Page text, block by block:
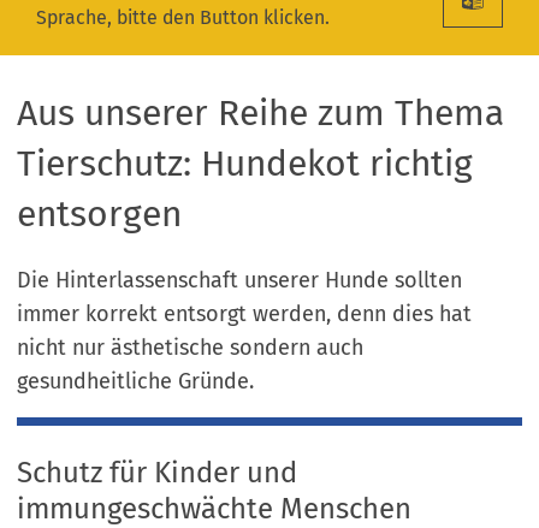
Sprache, bitte den Button klicken.
Aus unserer Reihe zum Thema
Tierschutz: Hundekot richtig
entsorgen
Die Hinterlassenschaft unserer Hunde sollten
immer korrekt entsorgt werden, denn dies hat
nicht nur ästhetische sondern auch
gesundheitliche Gründe.
Schutz für Kinder und
immungeschwächte Menschen